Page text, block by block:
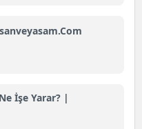
İşe Yarar? |